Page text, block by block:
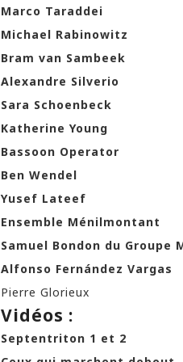
Marco Taraddei
Michael Rabinowitz
Bram van Sambeek
Alexandre Silverio
Sara Schoenbeck
Katherine Young
Bassoon Operator
Ben Wendel
Yusef Lateef
Ensemble Ménilmontant
Samuel Bondon du Groupe
Alfonso Fernández Vargas
Pierre Glorieux
Vidéos :
Septentriton 1 et 2